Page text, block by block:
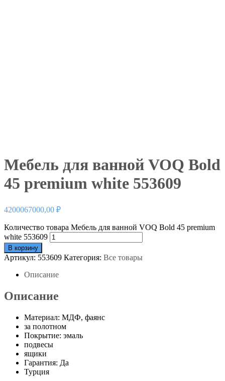
Мебель для ванной VOQ Bold
45 premium white 553609
4200067000,00 ₽
Количество товара Мебель для ванной VOQ Bold 45 premium
white 553609
В корзину
Артикул: 553609 Категория: Все товары
Описание
Описание
Материал: МДФ, фаянс
за полотном
Покрытие: эмаль
подвесы
ящики
Гарантия: Да
Турция